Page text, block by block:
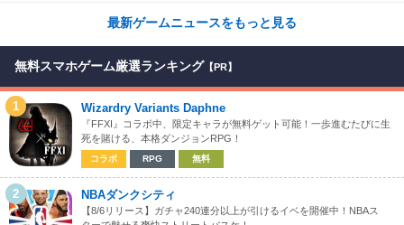
最新ゲームニュースをもっと見る
無料スマホゲーム厳選ランキング 【PR】
1 Wizardry Variants Daphne
『FFXI』コラボ中、限定キャラが無料ゲット可能！一歩進むたびに生
死を賭ける、本格ダンジョンRPG！
コラボ RPG 無料
2 NBAダンクシティ
【8/6リリース】ガチャ240連分以上が引けるイベを開催中！NBAス